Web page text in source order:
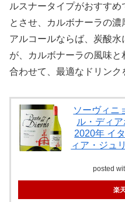
ルスナータイプがおすす
とさせ、カルボナーラの
アルコールならば、炭酸
が、カルボナーラの風味
合わせて、最適なドリンク
ソーヴィニ
ル・ディ
2020年 イ
ィア・ジュ
posted
楽